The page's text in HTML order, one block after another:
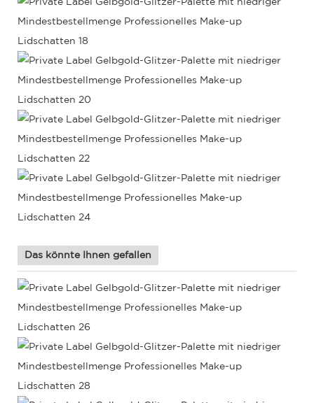
Das könnte Ihnen gefallen